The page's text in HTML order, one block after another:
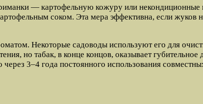
— картофельную кожуру или некондиционные
соком. Эта мера эффективна, если жуков
Некоторые садоводы используют его для
но табак, в конце концов, оказывает губительное
3–4 года постоянного использования